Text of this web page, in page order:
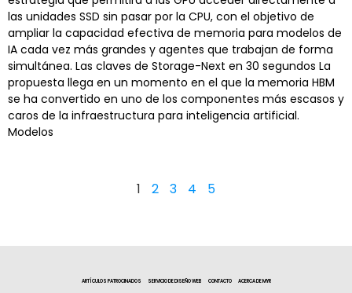
las unidades SSD sin pasar por la CPU, con el objetivo de
ampliar la capacidad efectiva de memoria para modelos de
IA cada vez más grandes y agentes que trabajan de forma
simultánea. Las claves de Storage-Next en 30 segundos La
propuesta llega en un momento en el que la memoria HBM
se ha convertido en uno de los componentes más escasos y
caros de la infraestructura para inteligencia artificial.
Modelos
1 2 3 4 5
ARTÍCULOS PATROCINADOS SERVICIO DE DISEÑO WEB CONTACTO ACERCA DE MYR